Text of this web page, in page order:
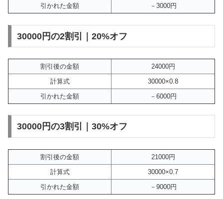
引かれた金額
－3000円
30000円の2割引｜20%オフ
割引後の金額
24000円
計算式
30000×0.8
引かれた金額
－6000円
30000円の3割引｜30%オフ
割引後の金額
21000円
計算式
30000×0.7
引かれた金額
－9000円